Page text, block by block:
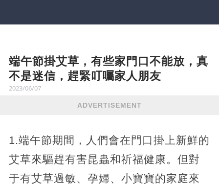
端午節掛艾草，有些家門口不能放，真
不是迷信，趕緊叮囑家人朋友
2023/06/07
ADVERTISEMENT
1.端午節期間，人們會在門口掛上新鮮的
艾草來驅趕有害昆蟲和祈福健康。但對
于有艾草過敏、孕婦、小寶寶的家庭來